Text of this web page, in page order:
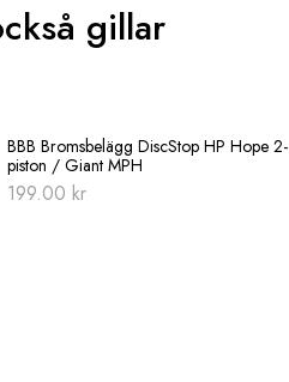
gillar
BBB Bromsbelägg DiscStop HP Hope 2-
piston / Giant MPH
199.00 kr